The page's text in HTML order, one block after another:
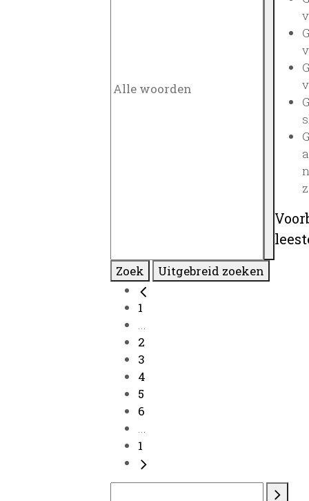
Zoek Uitgebreid zoeken
1
...
2
3
4
5
6
...
1